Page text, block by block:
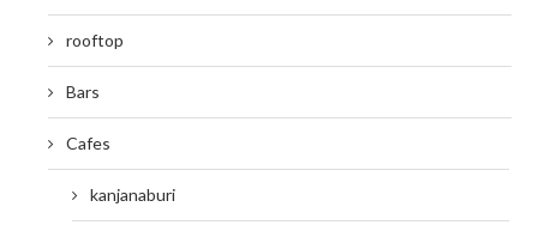
rooftop
Bars
Cafes
kanjanaburi